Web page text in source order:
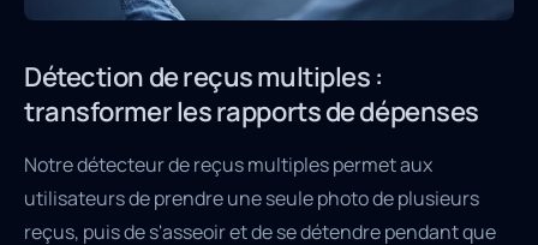
Détection de reçus multiples :
transformer les rapports de dépenses
Notre détecteur de reçus multiples permet aux
utilisateurs de prendre une seule photo de plusieurs
reçus, puis de s'asseoir et de se détendre pendant que